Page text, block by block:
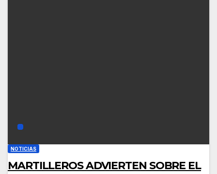
NOTICIAS
MARTILLEROS ADVIERTEN SOBRE EL